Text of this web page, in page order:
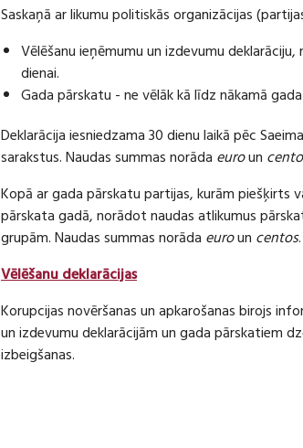
Saskaņā ar likumu politiskās organizācijas
Vēlēšanu ieņēmumu un izdevumu
dienai.
Gada pārskatu - ne vēlāk kā līdz nākamā
Deklarācija iesniedzama 30 dienu laikā pēc
sarakstus. Naudas summas norāda euroun
Kopā ar gada pārskatu partijas, kurām piešķirts
pārskata gadā, norādot naudas atlikumus
grupām. Naudas summas norāda euroun centos.
Vēlēšanu deklarācijas
Korupcijas novēršanas un apkarošanas birojs
un izdevumu deklarācijām un gada pārskatiem
izbeigšanas.